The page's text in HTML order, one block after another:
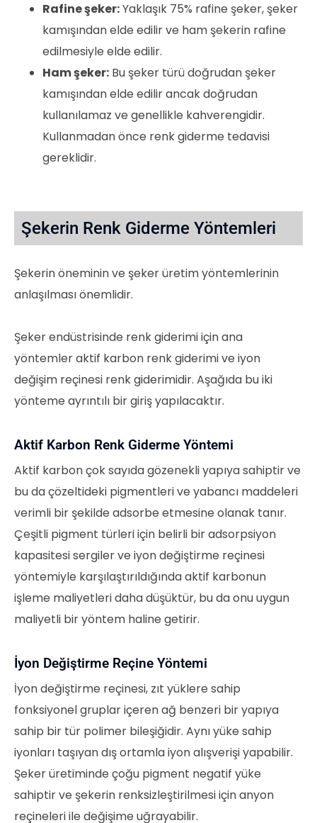
Rafine şeker:Yaklaşık 75% rafine şeker, şeker
kamışından elde edilir ve ham şekerin rafine
edilmesiyle elde edilir.
Ham şeker: Bu şeker türü doğrudan şeker
kamışından elde edilir ancak doğrudan
kullanılamaz ve genellikle kahverengidir.
Kullanmadan önce renk giderme tedavisi
gereklidir.
Şekerin Renk Giderme Yöntemleri
Şekerin öneminin ve şeker üretim yöntemlerinin
anlaşılması önemlidir.
Şeker endüstrisinde renk giderimi için ana
yöntemler aktif karbon renk giderimi ve iyon
değişim reçinesi renk giderimidir. Aşağıda bu iki
yönteme ayrıntılı bir giriş yapılacaktır.
Aktif Karbon Renk Giderme Yöntemi
Aktif karbon çok sayıda gözenekli yapıya sahiptir ve
bu da çözeltideki pigmentleri ve yabancı maddeleri
verimli bir şekilde adsorbe etmesine olanak tanır.
Çeşitli pigment türleri için belirli bir adsorpsiyon
kapasitesi sergiler ve iyon değiştirme reçinesi
yöntemiyle karşılaştırıldığında aktif karbonun
işleme maliyetleri daha düşüktür, bu da onu uygun
maliyetli bir yöntem haline getirir.
İyon Değiştirme Reçine Yöntemi
İyon değiştirme reçinesi, zıt yüklere sahip
fonksiyonel gruplar içeren ağ benzeri bir yapıya
sahip bir tür polimer bileşiğidir. Aynı yüke sahip
iyonları taşıyan dış ortamla iyon alışverişi yapabilir.
Şeker üretiminde çoğu pigment negatif yüke
sahiptir ve şekerin renksizleştirilmesi için anyon
reçineleri ile değişime uğrayabilir.